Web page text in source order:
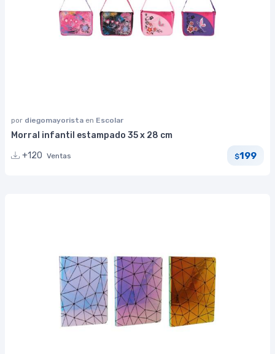
por diegomayorista en Escolar
Morral infantil estampado 35 x 28 cm
+120 Ventas $199